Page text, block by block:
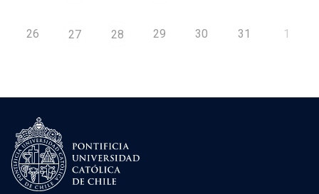
26 27 28 29 30 31 1